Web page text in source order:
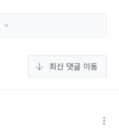
최신 댓글 이동